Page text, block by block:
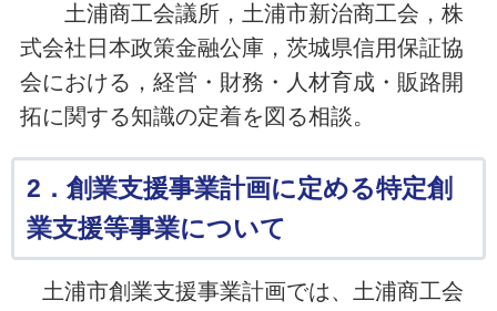
土浦商工会議所，土浦市新治商工会，株
式会社日本政策金融公庫，茨城県信用保証協
会における，経営・財務・人材育成・販路開
拓に関する知識の定着を図る相談。
2．創業支援事業計画に定める特定創
業支援等事業について
土浦市創業支援事業計画では、土浦商工会